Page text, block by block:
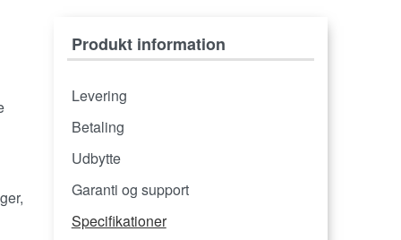
Produkt information
Levering
Betaling
Udbytte
Garanti og support
Specifikationer